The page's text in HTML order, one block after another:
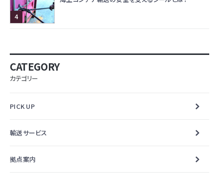
CATEGORY
カテゴリー
PICK UP
輸送サービス
拠点案内